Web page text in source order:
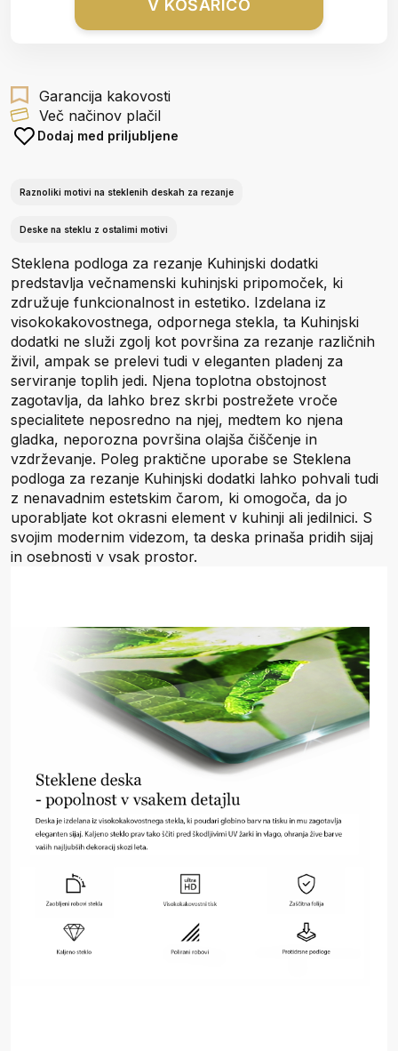
V KOŠARICO
Garancija kakovosti
Več načinov plačil
Dodaj med priljubljene
Raznoliki motivi na steklenih deskah za rezanje
Deske na steklu z ostalimi motivi
Steklena podloga za rezanje Kuhinjski dodatki
predstavlja večnamenski kuhinjski pripomoček, ki
združuje funkcionalnost in estetiko. Izdelana iz
visokokakovostnega, odpornega stekla, ta Kuhinjski
dodatki ne služi zgolj kot površina za rezanje različnih
živil, ampak se prelevi tudi v eleganten pladenj za
serviranje toplih jedi. Njena toplotna obstojnost
zagotavlja, da lahko brez skrbi postrežete vroče
specialitete neposredno na njej, medtem ko njena
gladka, neporozna površina olajša čiščenje in
vzdrževanje. Poleg praktične uporabe se Steklena
podloga za rezanje Kuhinjski dodatki lahko pohvali tudi
z nenavadnim estetskim čarom, ki omogoča, da jo
uporabljate kot okrasni element v kuhinji ali jedilnici. S
svojim modernim videzom, ta deska prinaša pridih sijaj
in osebnosti v vsak prostor.